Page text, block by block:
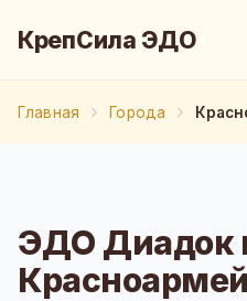
КрепСила ЭДО
Главная Города
ЭДО Диадок